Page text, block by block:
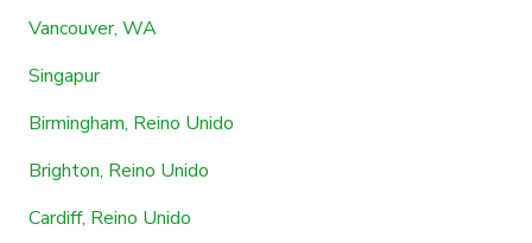
Vancouver, WA
Singapur
Birmingham, Reino Unido
Brighton, Reino Unido
Cardiff, Reino Unido